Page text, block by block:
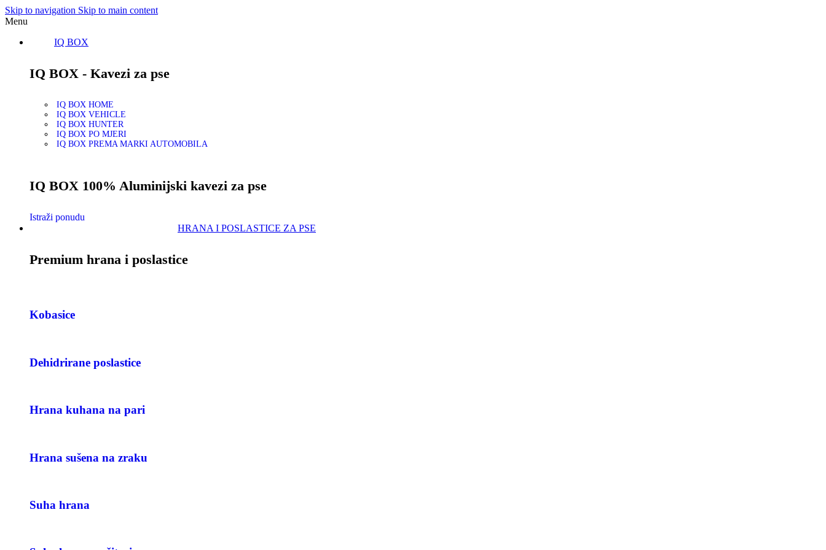
Skip to navigation Skip to main content
Menu
IQ BOX
IQ BOX - Kavezi za pse
IQ BOX HOME
IQ BOX VEHICLE
IQ BOX HUNTER
IQ BOX PO MJERI
IQ BOX PREMA MARKI AUTOMOBILA
IQ BOX 100% Aluminijski kavezi za pse
Istraži ponudu
HRANA I POSLASTICE ZA PSE
Premium hrana i poslastice
Kobasice
Dehidrirane poslastice
Hrana kuhana na pari
Hrana sušena na zraku
Suha hrana